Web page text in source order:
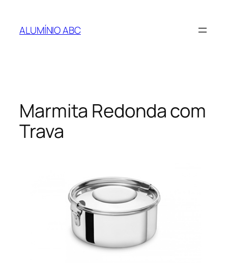
ALUMÍNIO ABC
Marmita Redonda com
Trava